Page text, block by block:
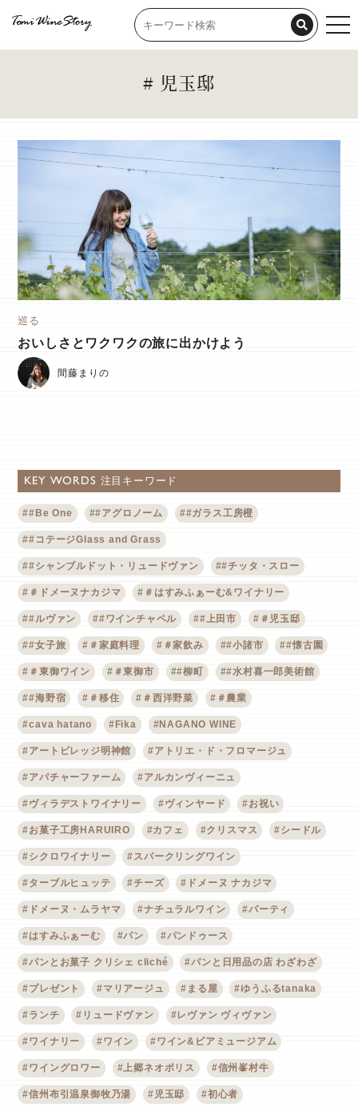
# 児玉邸
巡る
おいしさとワクワクの旅に出かけよう
間藤まりの
KEY WORDS 注目キーワード
##Be One ##アグロノーム ##ガラス工房橙
##コテージGlass and Grass
##シャンブルドット・リュードヴァン ##チッタ・スロー
#＃ドメーヌナカジマ #＃はすみふぁーむ&ワイナリー
##ルヴァン ##ワインチャペル ##上田市 #＃児玉邸
##女子旅 #＃家庭料理 #＃家飲み ##小諸市 ##懐古園
#＃東御ワイン #＃東御市 ##柳町 ##水村喜一郎美術館
##海野宿 #＃移住 #＃西洋野菜 #＃農業
#cava hatano #Fika #NAGANO WINE
#アートビレッジ明神館 #アトリエ・ド・フロマージュ
#アパチャーファーム #アルカンヴィーニュ
#ヴィラデストワイナリー #ヴィンヤード #お祝い
#お菓子工房HARUIRO #カフェ #クリスマス #シードル
#シクロワイナリー #スパークリングワイン
#ターブルヒュッテ #チーズ #ドメーヌ ナカジマ
#ドメーヌ・ムラヤマ #ナチュラルワイン #パーティ
#はすみふぁーむ #パン #パンドゥース
#パンとお菓子 クリシェ cliché #パンと日用品の店 わざわざ
#プレゼント #マリアージュ #まる屋 #ゆうふるtanaka
#ランチ #リュードヴァン #レヴァン ヴィヴァン
#ワイナリー #ワイン #ワイン&ビアミュージアム
#ワイングロワー #上郷ネオポリス #信州峯村牛
#信州布引温泉御牧乃湯 #児玉邸 #初心者